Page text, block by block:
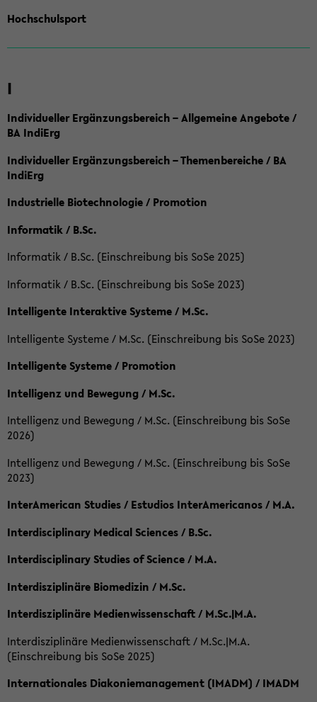
Hochschulsport
I
Individueller Ergänzungsbereich – Allgemeine Angebote /
BA IndiErg
Individueller Ergänzungsbereich – Themenbereiche / BA
IndiErg
Industrielle Biotechnologie / Promotion
Informatik / B.Sc.
Informatik / B.Sc. (Einschreibung bis SoSe 2025)
Informatik / B.Sc. (Einschreibung bis SoSe 2023)
Intelligente Interaktive Systeme / M.Sc.
Intelligente Systeme / M.Sc. (Einschreibung bis SoSe 2023)
Intelligente Systeme / Promotion
Intelligenz und Bewegung / M.Sc.
Intelligenz und Bewegung / M.Sc. (Einschreibung bis SoSe
2026)
Intelligenz und Bewegung / M.Sc. (Einschreibung bis SoSe
2023)
InterAmerican Studies / Estudios InterAmericanos / M.A.
Interdisciplinary Medical Sciences / B.Sc.
Interdisciplinary Studies of Science / M.A.
Interdisziplinäre Biomedizin / M.Sc.
Interdisziplinäre Medienwissenschaft / M.Sc.|M.A.
Interdisziplinäre Medienwissenschaft / M.Sc.|M.A.
(Einschreibung bis SoSe 2025)
Internationales Diakoniemanagement (IMADM) / IMADM